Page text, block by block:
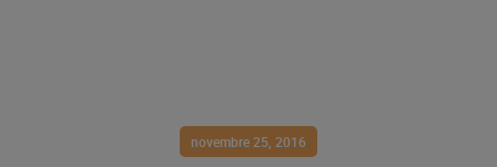
novembre 25, 2016